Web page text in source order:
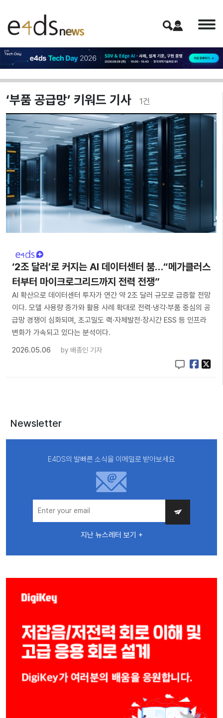
‘부품 공급망’ 키워드 기사 1건
‘2조 달러’로 커지는 AI 데이터센터 붐…“메가클러스
터부터 마이크로그리드까지 전력 전쟁”
AI 확산으로 데이터센터 투자가 연간 약 2조 달러 규모로 급증할 전망
이다. 모델 사용량 증가와 활용 사례 확대로 전력·냉각·부품 중심의 공
급망 경쟁이 심화되며, 초고밀도 랙·자체발전·장시간 ESS 등 인프라
변화가 가속되고 있다는 분석이다.
2026.05.06
by 배종인 기자
Newsletter
E4DS의 발빠른 소식을 이메일로 받아보세요
지난 뉴스레터 보기 +